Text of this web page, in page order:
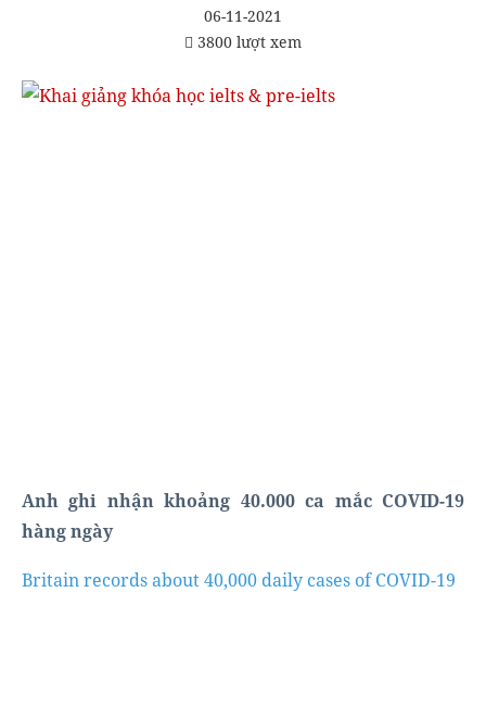
06-11-2021
3800 lượt xem
Anh ghi nhận khoảng 40.000 ca mắc COVID-19
hàng ngày
Britain records about 40,000 daily cases of COVID-19